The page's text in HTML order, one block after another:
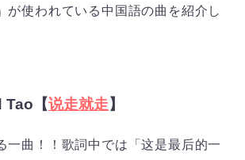
が使われている中国語の曲を紹介し
【说走就走】
一曲！！歌詞中では「这是最后的一